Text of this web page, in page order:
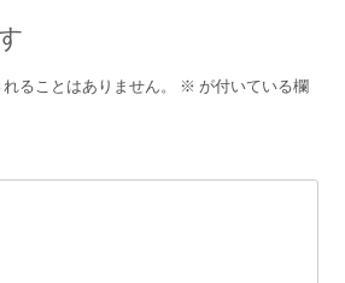
ることはありません。 ※ が付いている欄